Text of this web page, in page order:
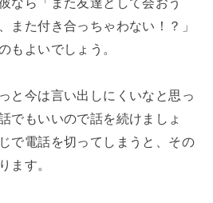
また付き合っちゃわない！？」
もよいでしょう。
と今は言い出しにくいなと思っ
でもいいので話を続けましょ
で電話を切ってしまうと、その
ます。